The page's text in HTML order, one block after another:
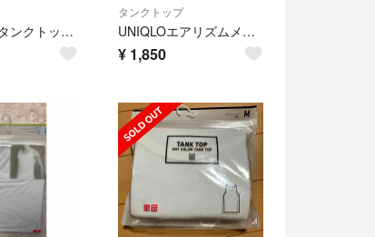
ユニクロ タンクトップ12枚
タンクトップ
UNIQLOエアリズムメンズタンクトップ新品未開封
¥ 1,850